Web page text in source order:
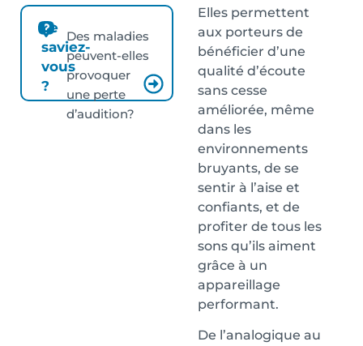
Le
saviez-
vous
?
Des maladies
peuvent-elles
provoquer
une perte
d’audition?
Elles permettent
aux porteurs de
bénéficier d’une
qualité d’écoute
sans cesse
améliorée, même
dans les
environnements
bruyants, de se
sentir à l’aise et
confiants, et de
profiter de tous les
sons qu’ils aiment
grâce à un
appareillage
performant.
De l’analogique au